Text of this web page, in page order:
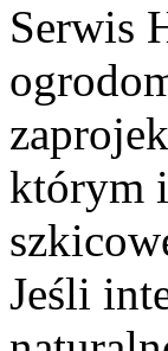
Serwis
którym
Jeśli